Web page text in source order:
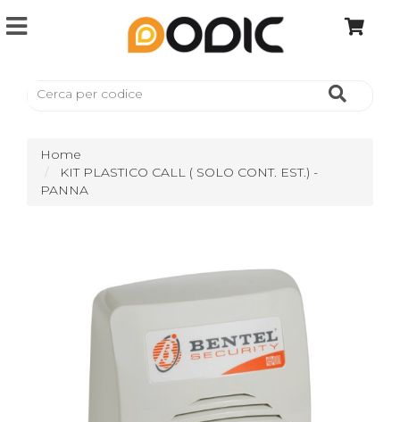
Home
KIT PLASTICO CALL ( SOLO CONT. EST.) -
PANNA